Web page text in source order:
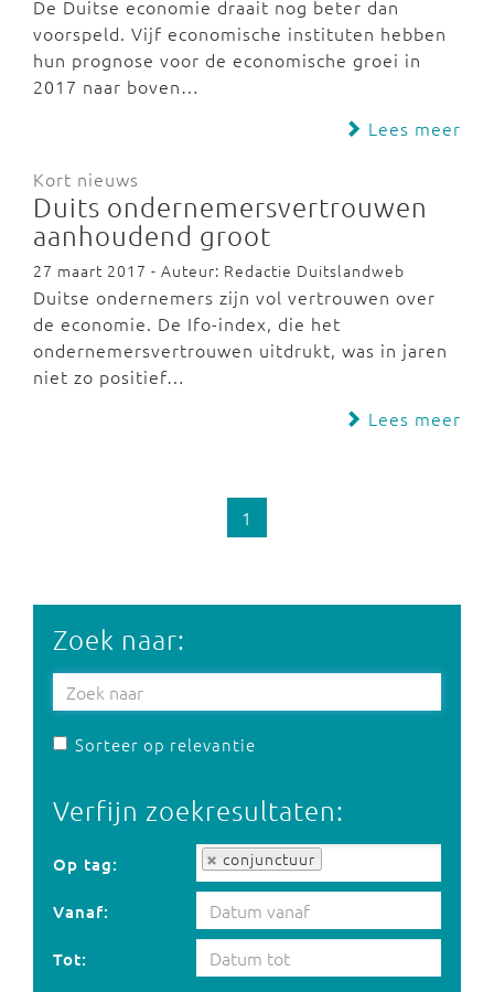
De Duitse economie draait nog beter dan
voorspeld. Vijf economische instituten hebben
hun prognose voor de economische groei in
2017 naar boven…
Lees meer
Kort nieuws
Duits ondernemersvertrouwen
aanhoudend groot
27 maart 2017 - Auteur: Redactie Duitslandweb
Duitse ondernemers zijn vol vertrouwen over
de economie. De Ifo-index, die het
ondernemersvertrouwen uitdrukt, was in jaren
niet zo positief…
Lees meer
1
Zoek naar:
Sorteer op relevantie
Verfijn zoekresultaten:
Op tag: conjunctuur
Op tag:
Vanaf:
Tot: